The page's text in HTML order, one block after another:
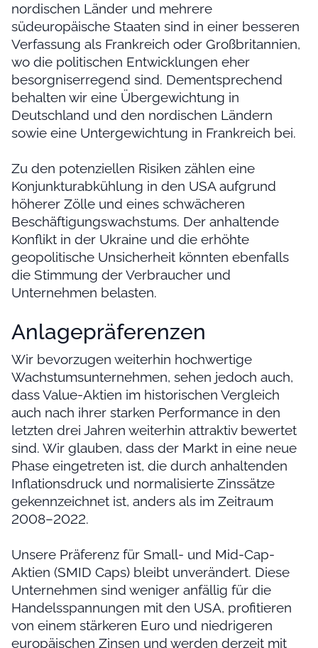
nordischen Länder und mehrere
südeuropäische Staaten sind in einer besseren
Verfassung als Frankreich oder Großbritannien,
wo die politischen Entwicklungen eher
besorgniserregend sind. Dementsprechend
behalten wir eine Übergewichtung in
Deutschland und den nordischen Ländern
sowie eine Untergewichtung in Frankreich bei.
Zu den potenziellen Risiken zählen eine
Konjunkturabkühlung in den USA aufgrund
höherer Zölle und eines schwächeren
Beschäftigungswachstums. Der anhaltende
Konflikt in der Ukraine und die erhöhte
geopolitische Unsicherheit könnten ebenfalls
die Stimmung der Verbraucher und
Unternehmen belasten.
Anlagepräferenzen
Wir bevorzugen weiterhin hochwertige
Wachstumsunternehmen, sehen jedoch auch,
dass Value-Aktien im historischen Vergleich
auch nach ihrer starken Performance in den
letzten drei Jahren weiterhin attraktiv bewertet
sind. Wir glauben, dass der Markt in eine neue
Phase eingetreten ist, die durch anhaltenden
Inflationsdruck und normalisierte Zinssätze
gekennzeichnet ist, anders als im Zeitraum
2008–2022.
Unsere Präferenz für Small- und Mid-Cap-
Aktien (SMID Caps) bleibt unverändert. Diese
Unternehmen sind weniger anfällig für die
Handelsspannungen mit den USA, profitieren
von einem stärkeren Euro und niedrigeren
europäischen Zinsen und werden derzeit mit